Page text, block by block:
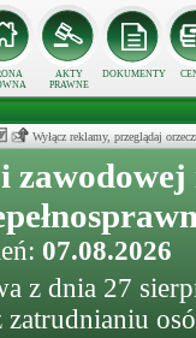
AKTY
PRAWNE
DOKUMENTY
Wyłącz reklamy, przeglądaj
07.08.2026
z dnia 27